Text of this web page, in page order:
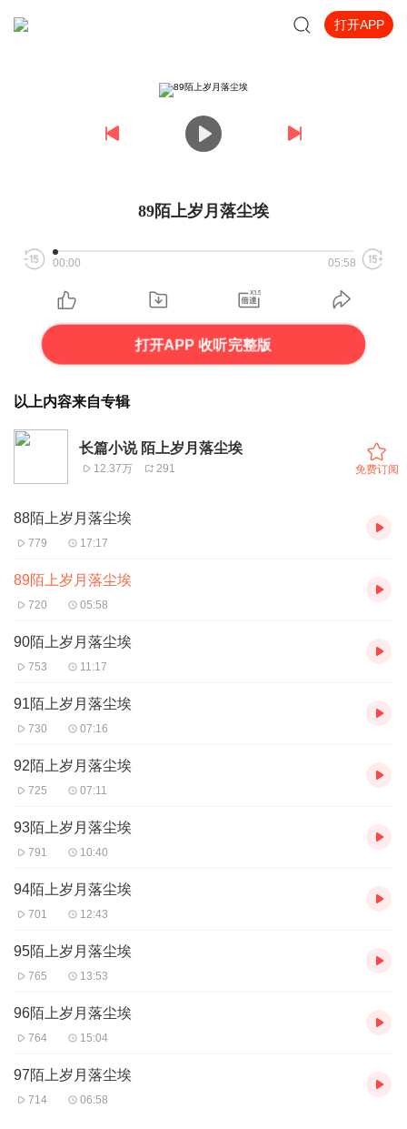
打开APP
89陌上岁月落尘埃
00:00 05:58
打开APP 收听完整版
以上内容来自专辑
长篇小说 陌上岁月落尘埃
12.37万 291 免费订阅
88陌上岁月落尘埃
779 17:17
89陌上岁月落尘埃
720 05:58
90陌上岁月落尘埃
753 11:17
91陌上岁月落尘埃
730 07:16
92陌上岁月落尘埃
725 07:11
93陌上岁月落尘埃
791 10:40
94陌上岁月落尘埃
701 12:43
95陌上岁月落尘埃
765 13:53
96陌上岁月落尘埃
764 15:04
97陌上岁月落尘埃
714 06:58